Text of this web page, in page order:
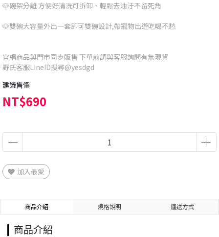
🐶碗架分離 方便好清洗可拆卸、輕鬆去油汙不留死角
🐶雙碗大容量外出一套即可雙碗設計,帶寵物出遊吃喝不愁
官網商品與門市同步販售 下單前請與客服詢問有無現貨
野氏客服LineID搜尋@yesdgd
建議售價
NT$690
加入最愛
商品介紹 規格說明 運送方式
商品介紹